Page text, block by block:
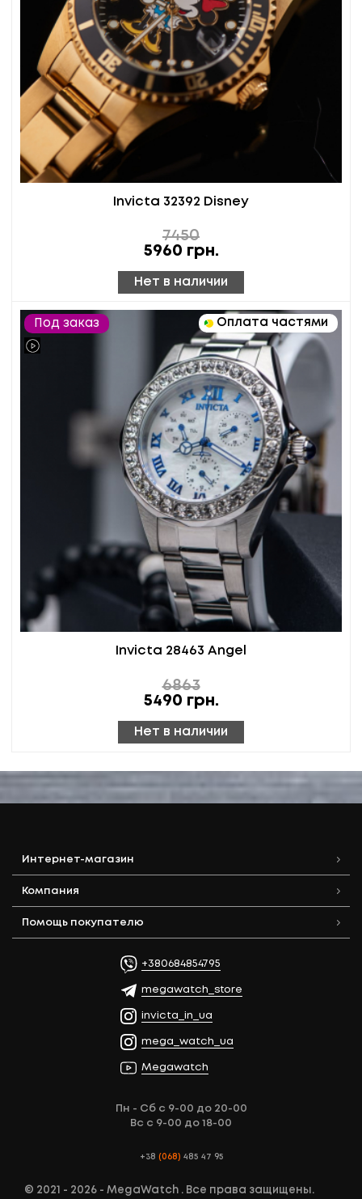
Invicta 32392 Disney
7450
5960 грн.
Нет в наличии
Под заказ Оплата частями
Invicta 28463 Angel
6863
5490 грн.
Нет в наличии
Интернет-магазин
Компания
Помощь покупателю
+380684854795
megawatch_store
invicta_in_ua
mega_watch_ua
Megawatch
Пн - Сб с 9-00 до 20-00
Вс с 9-00 до 18-00
+38 (068)485 47 95
© 2021 - 2026 - MegaWatch . Все права защищены.